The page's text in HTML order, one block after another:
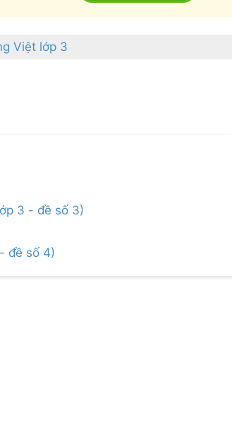
Việt lớp 3
3 - đề số 3)
đề số 4)